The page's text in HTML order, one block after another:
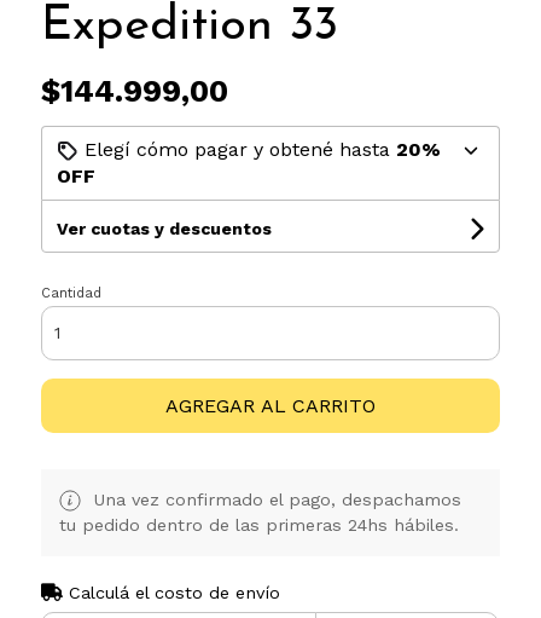
Expedition 33
$144.999,00
Elegí cómo pagar y obtené hasta 20%
OFF
Ver cuotas y descuentos
Cantidad
AGREGAR AL CARRITO
Una vez confirmado el pago, despachamos
tu pedido dentro de las primeras 24hs hábiles.
Calculá el costo de envío